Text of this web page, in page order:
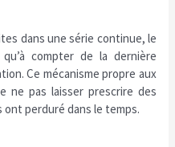
dans une série continue, le
compter de la dernière
Ce mécanisme propre aux
ne pas laisser prescrire des
ont perduré dans le temps.